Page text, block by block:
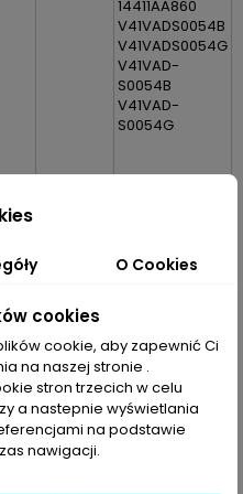
14411AA860
V41VADS0054B
V41VADS0054G
V41VAD-
S0054B
V41VAD-
S0054G
O Cookies
cookies
cookie, aby zapewnić Ci
na naszej stronie .
stron trzecich w celu
a nastepnie wyświetlania
na podstawie
nawigacji.